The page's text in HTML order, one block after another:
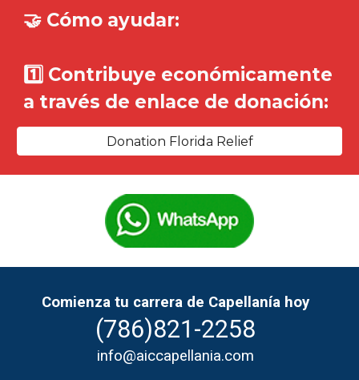
🤝 Cómo ayudar:
1️⃣ Contribuye económicamente
a través de enlace de donación:
Donation Florida Relief
Comienza tu carrera de Capellanía hoy
(786)821-2258
info@aiccapellania.com